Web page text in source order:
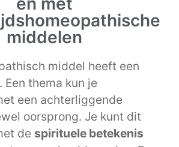
middelen
middel heeft een
. Een thema kun je
een achterliggende
oorsprong. Je kunt dit
de spirituele betekenis